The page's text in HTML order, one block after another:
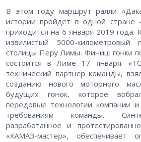
В этом году маршрут ралли
истории пройдет в одной стране
приходится на 6 января 2019 года.
извилистый 5000-
столицы Перу Лимы. Финиш гонки
состоится в Лиме 17 января.
технический партнер команды,
созданию нового моторного
будущих гонок, которое
передовые технологии компании и
требованиям команды.
разработанное и
«КАМАЗ-мастер», обеспечивает